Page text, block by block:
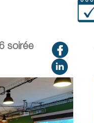
soirée